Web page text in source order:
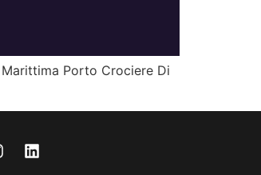
Marittima Porto Crociere Di